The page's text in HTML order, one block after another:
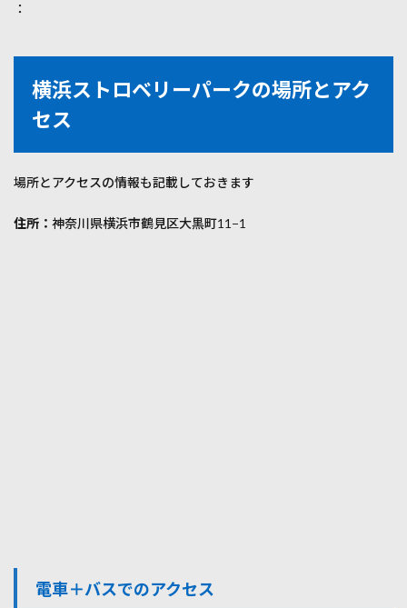
：
横浜ストロベリーパークの場所とアク
セス
場所とアクセスの情報も記載しておきます
住所： 神奈川県横浜市鶴見区大黒町11−1
電車＋バスでのアクセス